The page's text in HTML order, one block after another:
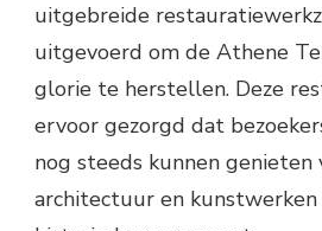
uitgebreide
uitgevoerd om de Athene
glorie te herstellen. Deze
ervoor gezorgd dat
nog steeds kunnen genieten
architectuur en